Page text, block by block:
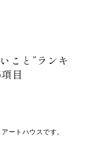
こと”ランキ
目
ートハウスです。